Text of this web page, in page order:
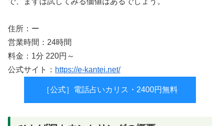
住所：ー
営業時間：24時間
料金：1分 220円～
公式サイト： https://e-kantei.net/
［公式］電話占いカリス・2400円無料